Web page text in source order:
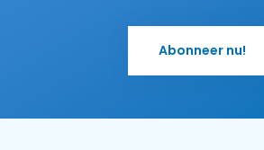
Abonneer nu!